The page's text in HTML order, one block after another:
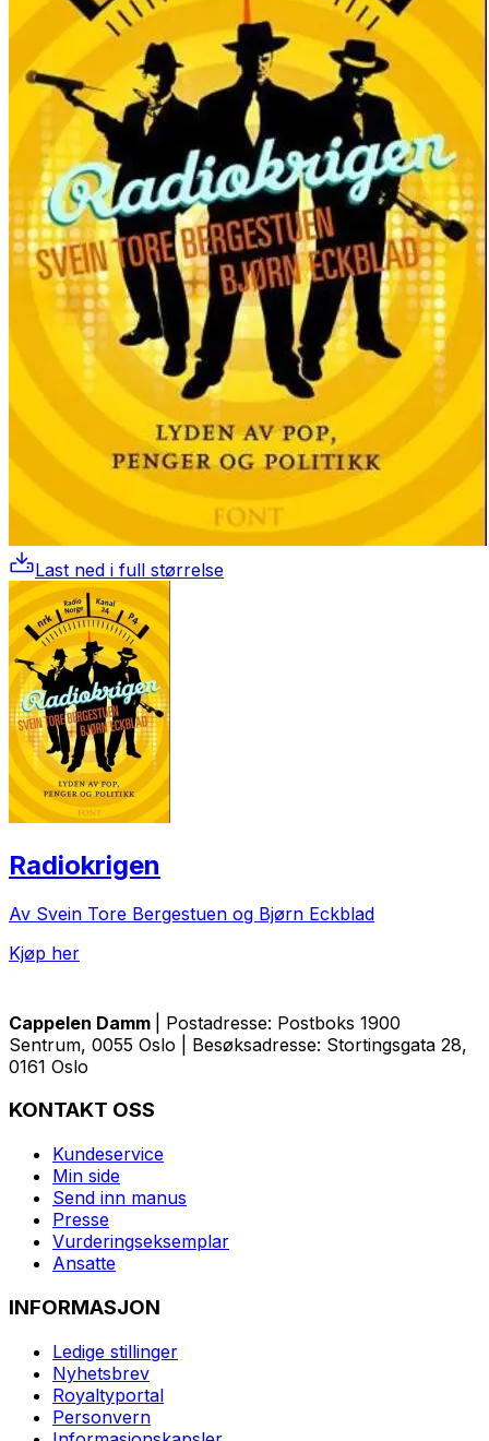
Last ned i full størrelse
Radiokrigen
Av Svein Tore Bergestuen og Bjørn Eckblad
Kjøp her
Cappelen Damm
| Postadresse: Postboks 1900
Sentrum, 0055 Oslo | Besøksadresse: Stortingsgata 28,
0161 Oslo
KONTAKT OSS
Kundeservice
Min side
Send inn manus
Presse
Vurderingseksemplar
Ansatte
INFORMASJON
Ledige stillinger
Nyhetsbrev
Royaltyportal
Personvern